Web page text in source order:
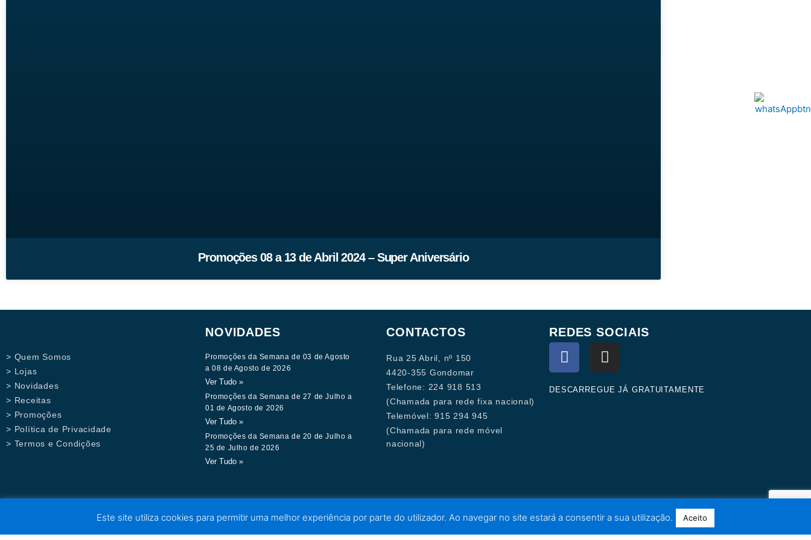
Promoções 08 a 13 de Abril 2024 – Super Aniversário
> Quem Somos
> Lojas
> Novidades
> Receitas
> Promoções
> Política de Privacidade
> Termos e Condições
NOVIDADES
Promoções da Semana de 03 de Agosto
a 08 de Agosto de 2026
Ver Tudo »
Promoções da Semana de 27 de Julho a
01 de Agosto de 2026
Ver Tudo »
Promoções da Semana de 20 de Julho a
25 de Julho de 2026
Ver Tudo »
CONTACTOS
Rua 25 Abril, nº 150
4420-355 Gondomar
Telefone: 224 918 513
(Chamada para rede fixa nacional)
Telemóvel: 915 294 945
(Chamada para rede móvel
nacional)
REDES SOCIAIS
F
a
c
e
I
n
s
t
DESCARREGUE JÁ GRATUITAMENTE
Este site utiliza cookies para permitir uma melhor experiência por parte do utilizador. Ao navegar no site estará a consentir a sua utilização. Aceito